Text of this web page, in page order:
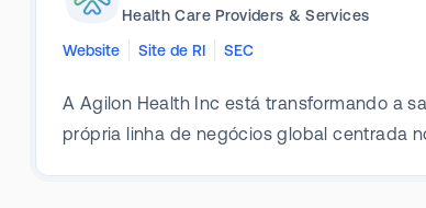
Health Care Providers & Services
Website
Site de RI SEC
A Agilon Health Inc está transformando a
própria linha de negócios global centrada